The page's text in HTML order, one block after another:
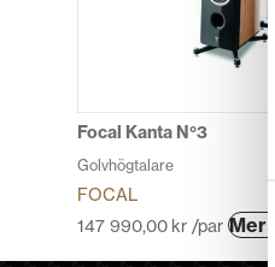
Focal Kanta N°3
Golvhögtalare
FOCAL
147 990,00 kr /par Mer